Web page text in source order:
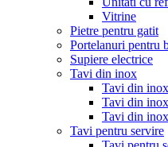
Vitrine
Pietre pentru gatit
Portelanuri pentru
Supiere electrice
Tavi din inox
Tavi din
Tavi din
Tavi din
Tavi pentru servire